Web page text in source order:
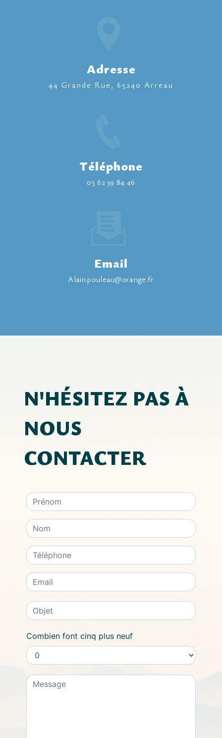
Adresse
44 Grande Rue, 65240 Arreau
Téléphone
05 62 39 84 46
Email
alain.pouleau@orange.fr
N'HÉSITEZ PAS À
NOUS
CONTACTER
Combien font cinq plus neuf